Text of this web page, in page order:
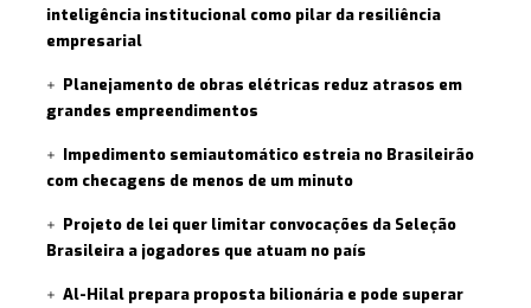
inteligência institucional como pilar da resiliência
empresarial
Planejamento de obras elétricas reduz atrasos em
grandes empreendimentos
Impedimento semiautomático estreia no Brasileirão
com checagens de menos de um minuto
Projeto de lei quer limitar convocações da Seleção
Brasileira a jogadores que atuam no país
Al-Hilal prepara proposta bilionária e pode superar